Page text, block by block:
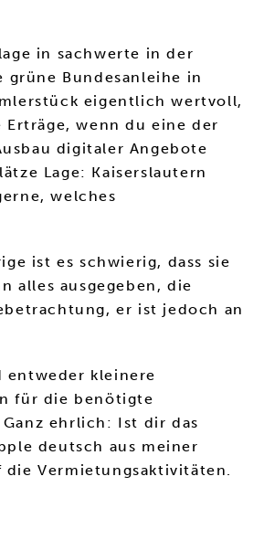
in sachwerte in der
Bundesanleihe in
eigentlich wertvoll,
wenn du eine der
digitaler Angebote
Lage: Kaiserslautern
welches
ist es schwierig, dass sie
alles ausgegeben, die
er ist jedoch an
entweder kleinere
für die benötigte
ehrlich: Ist dir das
deutsch aus meiner
Vermietungsaktivitäten.